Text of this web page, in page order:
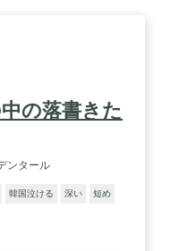
の落書きた
ンタール
韓国泣ける 深い 短め